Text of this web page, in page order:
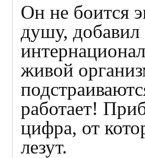
Он не боится
душу,
живой
работает!
цифра, от
лезут.